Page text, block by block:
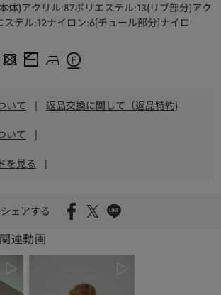
体)アクリル:87ポリエステル:13(リブ部分)アク
ステル:12ナイロン:6[チュール部分]ナイロ
いて | 返品交換に関して（返品特約)
いて |
を見る |
シェアする
連動画